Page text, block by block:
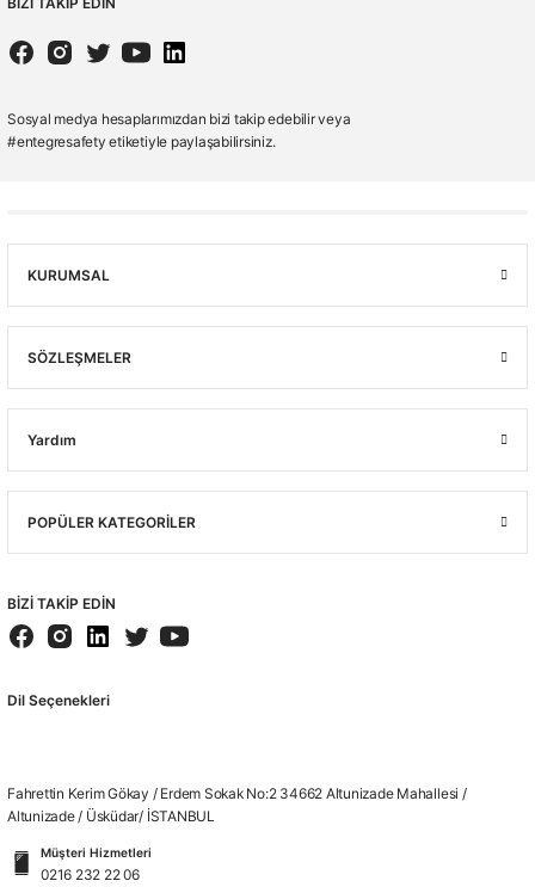
Sosyal medya hesaplarımızdan bizi takip edebilir veya
#entegresafety etiketiyle paylaşabilirsiniz.
KURUMSAL
SÖZLEŞMELER
Yardım
POPÜLER KATEGORİLER
BİZİ TAKİP EDİN
Dil Seçenekleri
Fahrettin Kerim Gökay / Erdem Sokak No:2 34662 Altunizade Mahallesi /
Altunizade / Üsküdar/ İSTANBUL
Müşteri Hizmetleri
0216 232 22 06